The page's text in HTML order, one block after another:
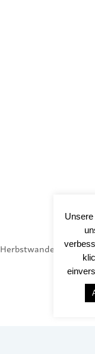
Herbstwanderung